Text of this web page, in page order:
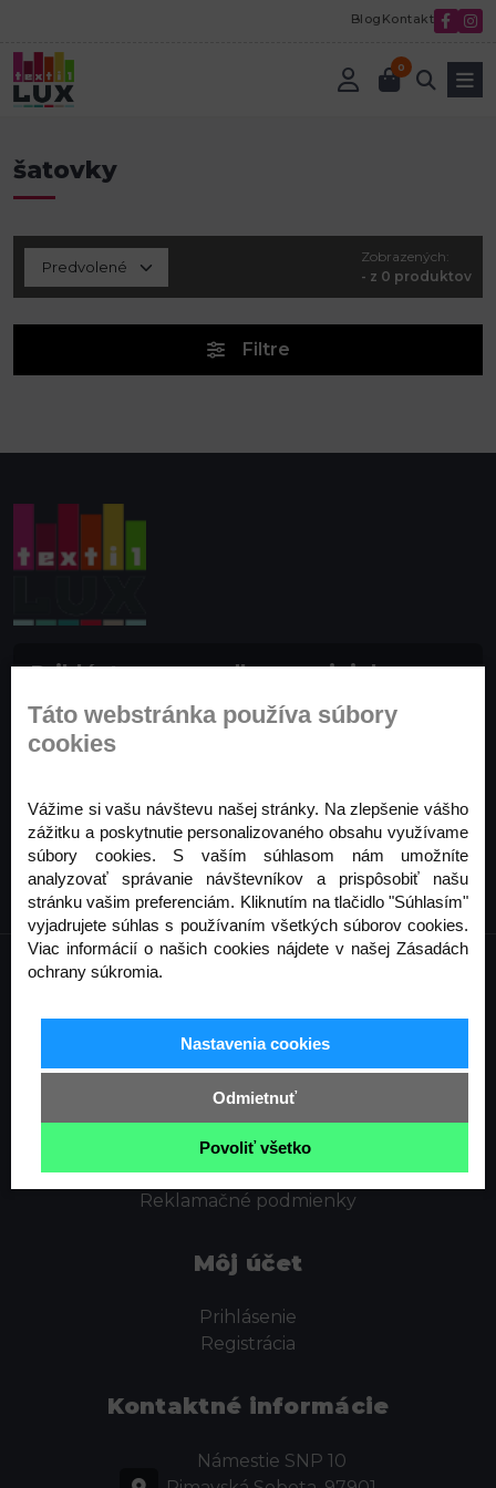
Blog Kontakt
0
Úvod
šatovky
Zobrazených:
- z 0 produktov
Filtre
Prihláste sa na odber noviniek
Buďte prvý, kto to vie. Zaregistrujte sa na odber
noviniek ešte dnes
Informácie
Ochrana osobných údajov
Odstúpenie od zmluvy
Cookies
Obchodné podmienky
Kontakt
Reklamačné podmienky
Môj účet
Prihlásenie
Registrácia
Kontaktné informácie
Námestie SNP 10
Táto webstránka používa súbory
cookies
Vážime si vašu návštevu našej stránky. Na zlepšenie vášho
zážitku a poskytnutie personalizovaného obsahu využívame
súbory cookies. S vaším súhlasom nám umožníte
analyzovať správanie návštevníkov a prispôsobiť našu
stránku vašim preferenciám. Kliknutím na tlačidlo "Súhlasím"
vyjadrujete súhlas s používaním všetkých súborov cookies.
Viac informácií o našich cookies nájdete v našej Zásadách
ochrany súkromia.
Nastavenia cookies
Odmietnuť
Povoliť všetko